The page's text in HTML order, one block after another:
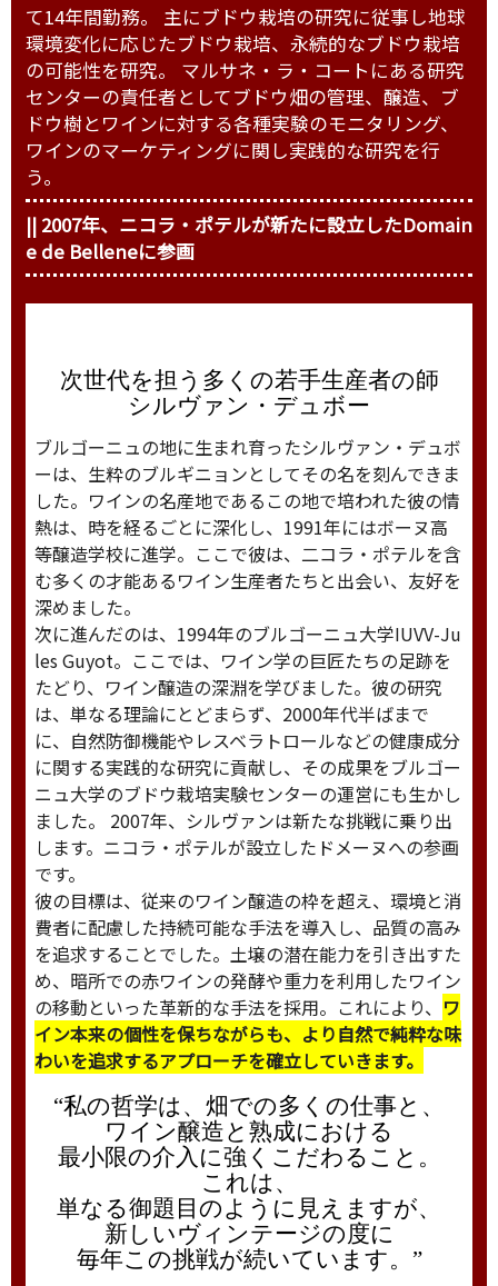
て14年間勤務。 主にブドウ栽培の研究に従事し地球
環境変化に応じたブドウ栽培、永続的なブドウ栽培
の可能性を研究。 マルサネ・ラ・コートにある研究
センターの責任者としてブドウ畑の管理、醸造、ブ
ドウ樹とワインに対する各種実験のモニタリング、
ワインのマーケティングに関し実践的な研究を行
う。
|| 2007年、ニコラ・ポテルが新たに設立したDomain
e de Belleneに参画
次世代を担う多くの若手生産者の師
シルヴァン・デュボー
ブルゴーニュの地に生まれ育ったシルヴァン・デュボ
ーは、生粋のブルギニョンとしてその名を刻んできま
した。ワインの名産地であるこの地で培われた彼の情
熱は、時を経るごとに深化し、1991年にはボーヌ高
等醸造学校に進学。ここで彼は、二コラ・ポテルを含
む多くの才能あるワイン生産者たちと出会い、友好を
深めました。
次に進んだのは、1994年のブルゴーニュ大学IUVV-Ju
les Guyot。ここでは、ワイン学の巨匠たちの足跡を
たどり、ワイン醸造の深淵を学びました。彼の研究
は、単なる理論にとどまらず、2000年代半ばまで
に、自然防御機能やレスベラトロールなどの健康成分
に関する実践的な研究に貢献し、その成果をブルゴー
ニュ大学のブドウ栽培実験センターの運営にも生かし
ました。 2007年、シルヴァンは新たな挑戦に乗り出
します。ニコラ・ポテルが設立したドメーヌへの参画
です。
彼の目標は、従来のワイン醸造の枠を超え、環境と消
費者に配慮した持続可能な手法を導入し、品質の高み
を追求することでした。土壌の潜在能力を引き出すた
め、暗所での赤ワインの発酵や重力を利用したワイン
の移動といった革新的な手法を採用。これにより、 ワ
イン本来の個性を保ちながらも、より自然で純粋な味
わいを追求するアプローチを確立していきます。
“私の哲学は、畑での多くの仕事と、
ワイン醸造と熟成における
最小限の介入に強くこだわること。
これは、
単なる御題目のように見えますが、
新しいヴィンテージの度に
毎年この挑戦が続いています。”